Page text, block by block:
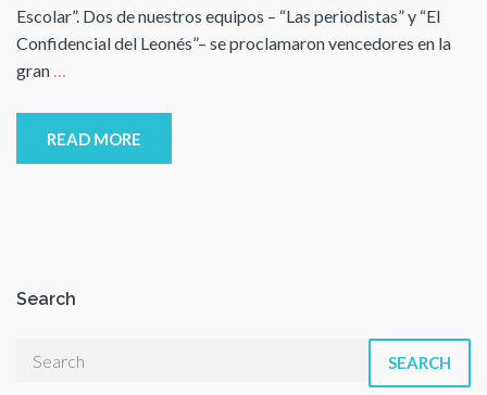
Escolar”. Dos de nuestros equipos – “Las periodistas” y “El
Confidencial del Leonés”– se proclamaron vencedores en la
gran …
READ MORE
Search
SEARCH